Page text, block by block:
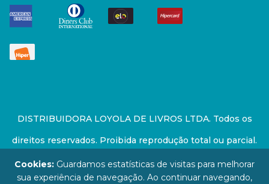
DISTRIBUIDORA LOYOLA DE LIVROS LTDA. Todos os
direitos reservados. Proibida reprodução total ou parcial.
Preços e estoque sujeito a alterações sem aviso prévio.
Cookies: Guardamos estatísticas de visitas para melhorar
sua experiência de navegação. Ao continuar navegando,